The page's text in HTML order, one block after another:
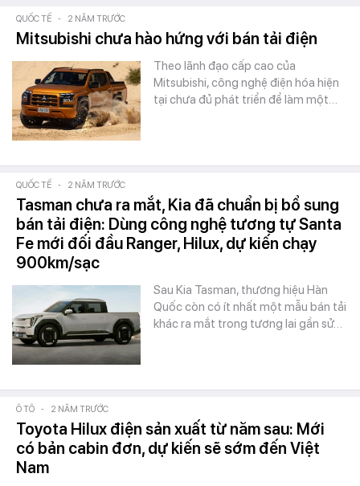
QUỐC TẾ - 2 NĂM TRƯỚC
Mitsubishi chưa hào hứng với bán tải điện
Theo lãnh đạo cấp cao của
Mitsubishi, công nghệ điện hóa hiện
tại chưa đủ phát triển để làm một…
QUỐC TẾ - 2 NĂM TRƯỚC
Tasman chưa ra mắt, Kia đã chuẩn bị bổ sung
bán tải điện: Dùng công nghệ tương tự Santa
Fe mới đối đầu Ranger, Hilux, dự kiến chạy
900km/sạc
Sau Kia Tasman, thương hiệu Hàn
Quốc còn có ít nhất một mẫu bán tải
khác ra mắt trong tương lai gần sử…
Ô TÔ - 2 NĂM TRƯỚC
Toyota Hilux điện sản xuất từ năm sau: Mới
có bản cabin đơn, dự kiến sẽ sớm đến Việt
Nam